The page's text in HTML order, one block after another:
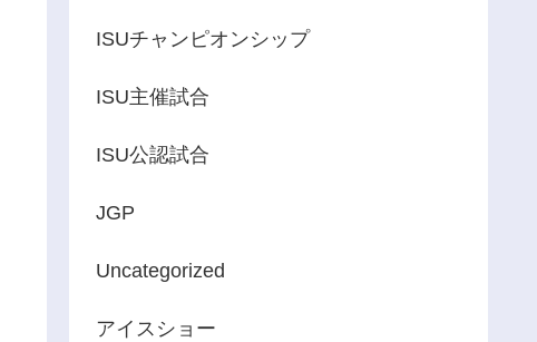
ISUチャンピオンシップ
ISU主催試合
ISU公認試合
JGP
Uncategorized
アイスショー